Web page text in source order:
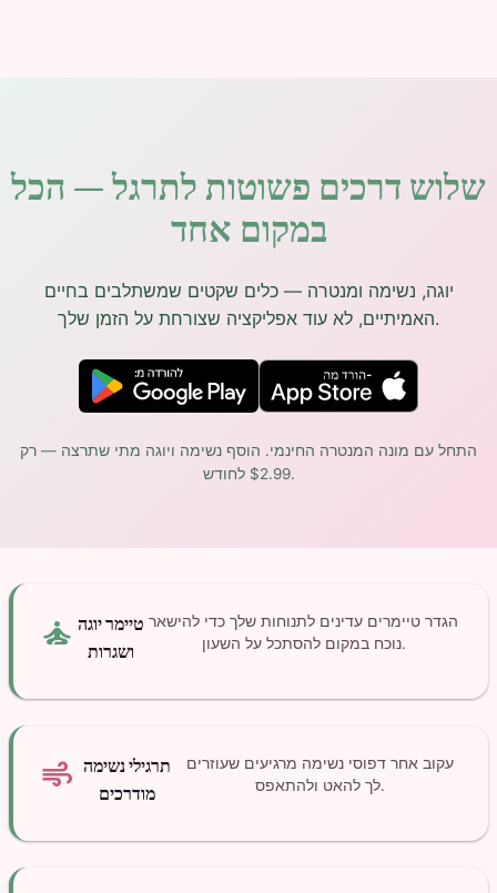
שלוש דרכים פשוטות לתרגל — הכל
במקום אחד
יוגה, נשימה ומנטרה — כלים שקטים שמשתלבים בחיים
האמיתיים, לא עוד אפליקציה שצורחת על הזמן שלך.
התחל עם מונה המנטרה החינמי. הוסף נשימה ויוגה מתי שתרצה — רק
$2.99 לחודש.
self_improvement טיימר יוגה
ושגרות
הגדר טיימרים עדינים לתנוחות שלך כדי להישאר
נוכח במקום להסתכל על השעון.
air תרגילי נשימה
מודרכים
עקוב אחר דפוסי נשימה מרגיעים שעוזרים
לך להאט ולהתאפס.